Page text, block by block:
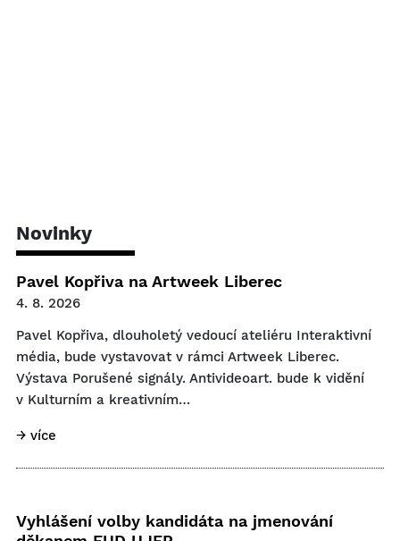
Novinky
Pavel Kopřiva na Artweek Liberec
4. 8. 2026
Pavel Kopřiva, dlouholetý vedoucí ateliéru Interaktivní
média, bude vystavovat v rámci Artweek Liberec.
Výstava Porušené signály. Antivideoart. bude k vidění
v Kulturním a kreativním…
→ více
Vyhlášení volby kandidáta na jmenování